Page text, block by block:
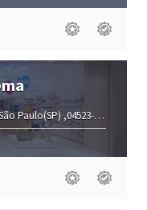
Paulo(SP),04523-015